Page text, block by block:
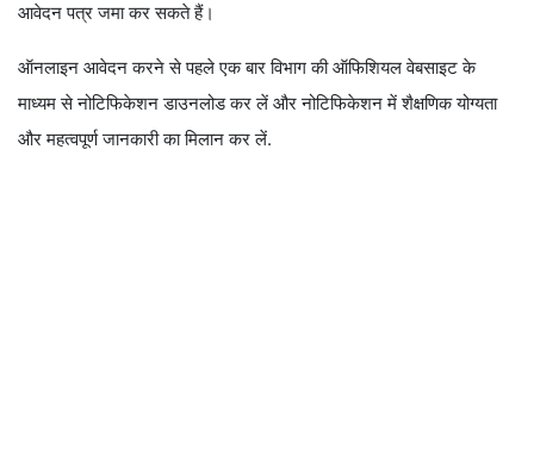
आवेदन पत्र जमा कर सकते हैं।
ऑनलाइन आवेदन करने से पहले एक बार विभाग की ऑफिशियल वेबसाइट के
माध्यम से नोटिफिकेशन डाउनलोड कर लें और नोटिफिकेशन में शैक्षणिक योग्यता
और महत्वपूर्ण जानकारी का मिलान कर लें.